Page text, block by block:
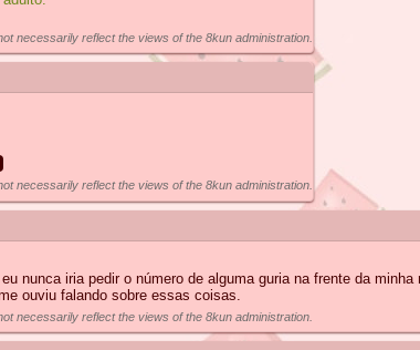
necessarily reflect the views of the 8kun administration.
necessarily reflect the views of the 8kun administration.
nunca iria pedir o número de alguma guria na frente da
ouviu falando sobre essas coisas.
necessarily reflect the views of the 8kun administration.